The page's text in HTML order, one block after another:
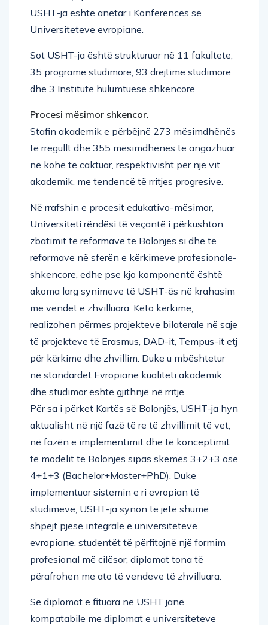
USHT-ja është anëtar i Konferencës së
Universiteteve evropiane.
Sot USHT-ja është strukturuar në 11 fakultete,
35 programe studimore, 93 drejtime studimore
dhe 3 Institute hulumtuese shkencore.
Procesi mësimor shkencor.
Stafin akademik e përbëjnë 273 mësimdhënës
të rregullt dhe 355 mësimdhënës të angazhuar
në kohë të caktuar, respektivisht për një vit
akademik, me tendencë të rritjes progresive.
Në rrafshin e procesit edukativo-mësimor,
Universiteti rëndësi të veçantë i përkushton
zbatimit të reformave të Bolonjës si dhe të
reformave në sferën e kërkimeve profesionale-
shkencore, edhe pse kjo komponentë është
akoma larg synimeve të USHT-ës në krahasim
me vendet e zhvilluara. Këto kërkime,
realizohen përmes projekteve bilaterale në saje
të projekteve të Erasmus, DAD-it, Tempus-it etj
për kërkime dhe zhvillim. Duke u mbështetur
në standardet Evropiane kualiteti akademik
dhe studimor është gjithnjë në rritje.
Për sa i përket Kartës së Bolonjës, USHT-ja hyn
aktualisht në një fazë të re të zhvillimit të vet,
në fazën e implementimit dhe të konceptimit
të modelit të Bolonjës sipas skemës 3+2+3 ose
4+1+3 (Bachelor+Master+PhD). Duke
implementuar sistemin e ri evropian të
studimeve, USHT-ja synon të jetë shumë
shpejt pjesë integrale e universiteteve
evropiane, studentët të përfitojnë një formim
profesional më cilësor, diplomat tona të
përafrohen me ato të vendeve të zhvilluara.
Se diplomat e fituara në USHT janë
kompatabile me diplomat e universiteteve